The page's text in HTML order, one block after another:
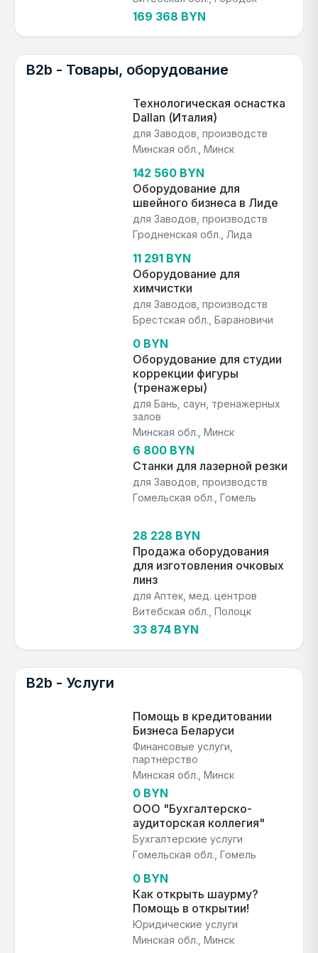
169 368 BYN
B2b - Товары, оборудование
Технологическая оснастка
Dallan (Италия)
для Заводов, производств
Минская обл., Минск
142 560 BYN
Оборудование для
швейного бизнеса в Лиде
для Заводов, производств
Гродненская обл., Лида
11 291 BYN
Оборудование для
химчистки
для Заводов, производств
Брестская обл., Барановичи
0 BYN
Оборудование для студии
коррекции фигуры
(тренажеры)
для Бань, саун, тренажерных
залов
Минская обл., Минск
6 800 BYN
Станки для лазерной резки
для Заводов, производств
Гомельская обл., Гомель
28 228 BYN
Продажа оборудования
для изготовления очковых
линз
для Аптек, мед. центров
Витебская обл., Полоцк
33 874 BYN
B2b - Услуги
Помощь в кредитовании
Бизнеса Беларуси
Финансовые услуги,
партнерство
Минская обл., Минск
0 BYN
ООО "Бухгалтерско-
аудиторская коллегия"
Бухгалтерские услуги
Гомельская обл., Гомель
0 BYN
Как открыть шаурму?
Помощь в открытии!
Юридические услуги
Минская обл., Минск